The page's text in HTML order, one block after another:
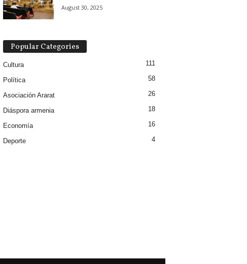
August 30, 2025
Popular Categories
Cultura 111
Política 58
Asociación Ararat 26
Diáspora armenia 18
Economía 16
Deporte 4